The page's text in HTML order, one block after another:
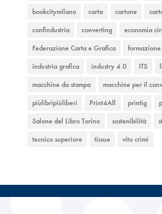
bookcitymilano
carta cartone
confindustria
converting economia
Federazione Carta e Grafica
formazione
industria grafica
industry 4.0 ITS
macchine da stampa
macchine per il
piùlibripiùliberi
Print4All printig
Salone del Libro Torino
sostenibilità
tecnico superiore
tissue vito crimi